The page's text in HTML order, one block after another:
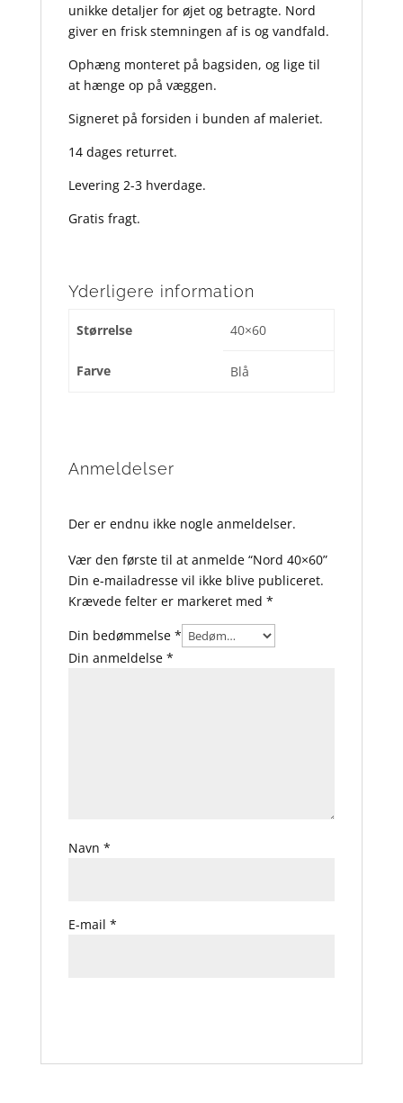
unikke detaljer for øjet og betragte. Nord
giver en frisk stemningen af is og vandfald.
Ophæng monteret på bagsiden, og lige til
at hænge op på væggen.
Signeret på forsiden i bunden af maleriet.
14 dages returret.
Levering 2-3 hverdage.
Gratis fragt.
Yderligere information
Størrelse 40×60
Farve Blå
Anmeldelser
Der er endnu ikke nogle anmeldelser.
Vær den første til at anmelde “Nord 40×60”
Din e-mailadresse vil ikke blive publiceret.
Krævede felter er markeret med *
Din bedømmelse *
Din anmeldelse *
Navn *
E-mail *